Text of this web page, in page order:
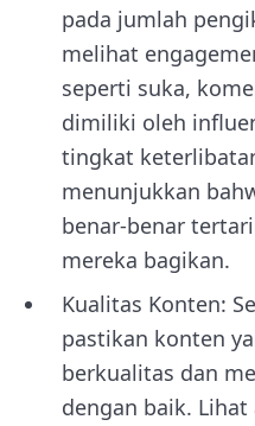
pada jumlah
melihat
seperti suka,
dimiliki oleh
tingkat
menunjukkan
benar-benar
mereka bagikan.
Kualitas Konten:
pastikan konten
berkualitas dan
dengan baik.